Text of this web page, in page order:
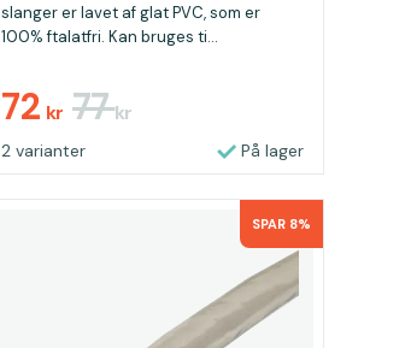
slanger er lavet af glat PVC, som er
100% ftalatfri. Kan bruges ti...
72 kr 77kr
2 varianter På lager
SPAR 8%